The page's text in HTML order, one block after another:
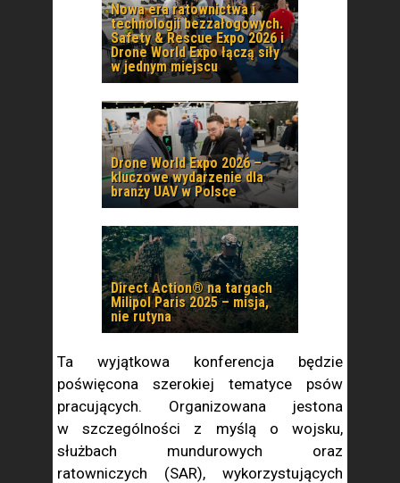
Nowa era ratownictwa i
technologii bezzałogowych.
Safety & Rescue Expo 2026 i
Drone World Expo łączą siły
w jednym miejscu
Drone World Expo 2026 –
kluczowe wydarzenie dla
branży UAV w Polsce
Direct Action® na targach
Milipol Paris 2025 – misja,
nie rutyna
Ta wyjątkowa konferencja będzie
poświęcona szerokiej tematyce psów
pracujących. Organizowana jestona
w szczególności z myślą o wojsku,
służbach mundurowych oraz
ratowniczych (SAR), wykorzystujących